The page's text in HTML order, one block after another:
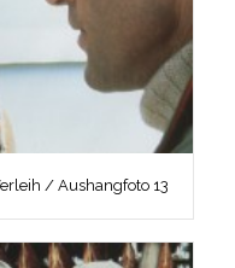
/ Aushangfoto 13